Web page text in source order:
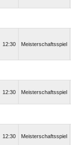
12:30 Meisterschaftsspiel
12:30 Meisterschaftsspiel
12:30 Meisterschaftsspiel